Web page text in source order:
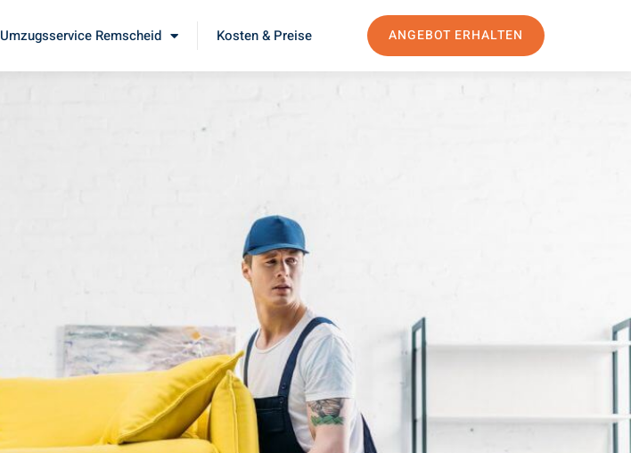
Umzugsservice Remscheid Kosten & Preise ANGEBOT ERHALTEN